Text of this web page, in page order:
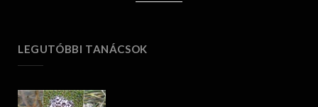
LEGUTÓBBI TANÁCSOK